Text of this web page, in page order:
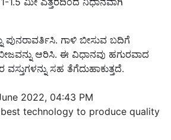
ಪುನರಾವರ್ತಿಸಿ. ಗಾಳಿ ಬೀಸುವ ಬದಿಗೆ
ಆರಿಸಿ. ಈ ವಿಧಾನವು ಹಗುರವಾದ
ಸಹ ತೆಗೆದುಹಾಕುತ್ತದೆ.
2022, 04:43 PM
best technology to produce quality